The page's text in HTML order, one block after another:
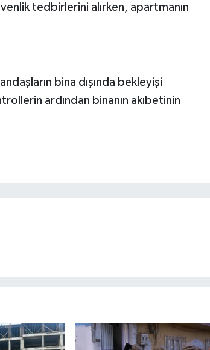
tedbirlerini alırken, apartmanın
bina dışında bekleyişi
ardından binanın akıbetinin